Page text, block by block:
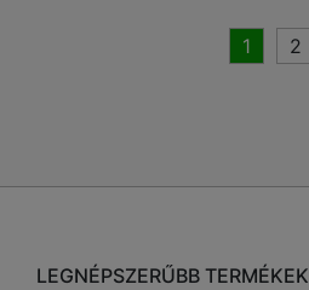
1 2
LEGNÉPSZERŰBB TERMÉKEK